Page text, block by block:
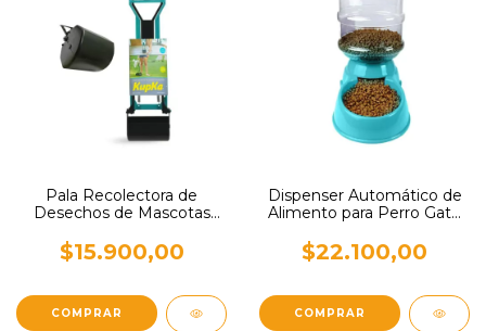
Pala Recolectora de
Desechos de Mascotas
$15.900,00
Dispenser Automático de
Alimento para Perro Gato
$22.100,00